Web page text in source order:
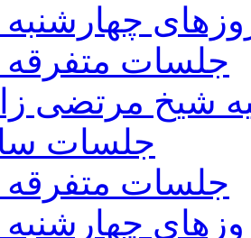
چهارشنبه 96
جلسات متفرقه 96
جلسات سال
جلسات متفرقه 97
چهارشنبه 97